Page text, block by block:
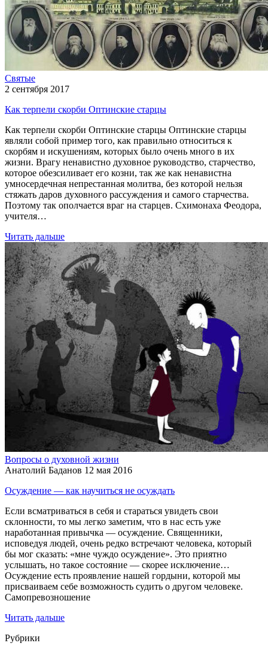
Святые
2 сентября 2017
Как терпели скорби Оптинские старцы
Как терпели скорби Оптинские старцы Оптинские старцы
являли собой пример того, как правильно относиться к
скорбям и искушениям, которых было очень много в их
жизни. Врагу ненавистно духовное руководство, старчество,
которое обезсиливает его козни, так же как ненавистна
умносердечная непрестанная молитва, без которой нельзя
стяжать даров духовного рассуждения и самого старчества.
Поэтому так ополчается враг на старцев. Схимонаха Феодора,
учителя…
Читать дальше
Вопросы о духовной жизни
Анатолий Баданов 12 мая 2016
Осуждение — как научиться не осуждать
Если всматриваться в себя и стараться увидеть свои
склонности, то мы легко заметим, что в нас есть уже
наработанная привычка — осуждение. Священники,
исповедуя людей, очень редко встречают человека, который
бы мог сказать: «мне чуждо осуждение». Это приятно
услышать, но такое состояние — скорее исключение…
Осуждение есть проявление нашей гордыни, которой мы
присваиваем себе возможность судить о другом человеке.
Самопревозношение
Читать дальше
Рубрики